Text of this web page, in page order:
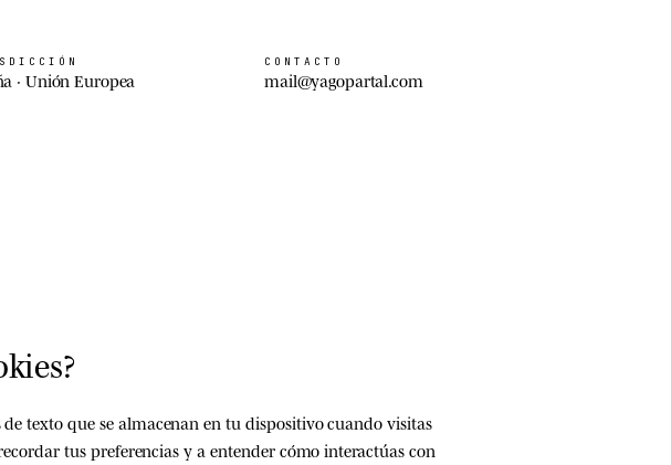
· Unión Europea
CONTACTO
mail@yagopartal.com
de texto que se almacenan en tu dispositivo cuando visitas
tus preferencias y a entender cómo interactúas con